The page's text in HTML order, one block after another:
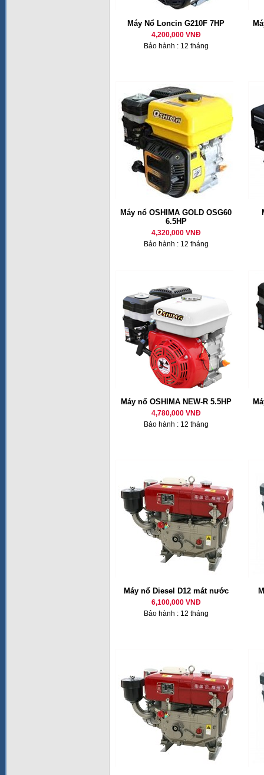
Máy Nổ Loncin G210F 7HP
4,200,000 VNĐ
Bảo hành : 12 tháng
Máy nổ OSHIMA GOLD OSG60
6.5HP
4,320,000 VNĐ
Bảo hành : 12 tháng
Máy nổ OSHIMA NEW-R 5.5HP
4,780,000 VNĐ
Bảo hành : 12 tháng
Máy nổ Diesel D12 mát nước
6,100,000 VNĐ
Bảo hành : 12 tháng